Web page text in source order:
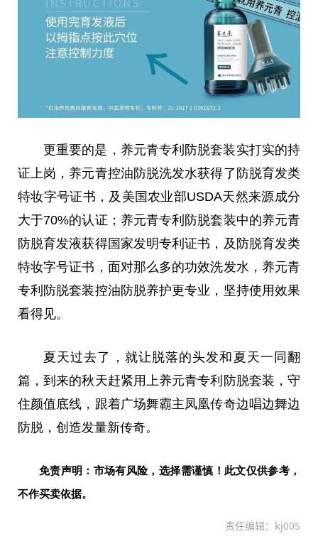
更重要的是，养元青专利防脱套装实打实的持
证上岗，养元青控油防脱洗发水获得了防脱育发类
特妆字号证书，及美国农业部USDA天然来源成分
大于70%的认证；养元青专利防脱套装中的养元青
防脱育发液获得国家发明专利证书，及防脱育发类
特妆字号证书，面对那么多的功效洗发水，养元青
专利防脱套装控油防脱养护更专业，坚持使用效果
看得见。
夏天过去了，就让脱落的头发和夏天一同翻
篇，到来的秋天赶紧用上养元青专利防脱套装，守
住颜值底线，跟着广场舞霸主凤凰传奇边唱边舞边
防脱，创造发量新传奇。
免责声明：市场有风险，选择需谨慎！此文仅供参考，
不作买卖依据。
责任编辑：kj005